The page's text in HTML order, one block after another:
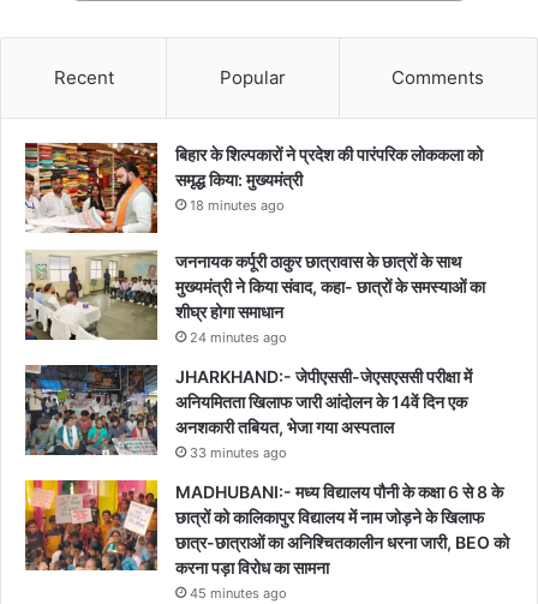
Recent Popular Comments
बिहार के शिल्पकारों ने प्रदेश की पारंपरिक लोककला को
समृद्ध किया: मुख्यमंत्री
18 minutes ago
जननायक कर्पूरी ठाकुर छात्रावास के छात्रों के साथ
मुख्यमंत्री ने किया संवाद, कहा- छात्रों के समस्याओं का
शीघ्र होगा समाधान
24 minutes ago
JHARKHAND:- जेपीएससी-जेएसएससी परीक्षा में
अनियमितता खिलाफ जारी आंदोलन के 14वें दिन एक
अनशकारी तबियत, भेजा गया अस्पताल
33 minutes ago
MADHUBANI:- मध्य विद्यालय पौनी के कक्षा 6 से 8 के
छात्रों को कालिकापुर विद्यालय में नाम जोड़ने के खिलाफ
छात्र-छात्राओं का अनिश्चितकालीन धरना जारी, BEO को
करना पड़ा विरोध का सामना
45 minutes ago